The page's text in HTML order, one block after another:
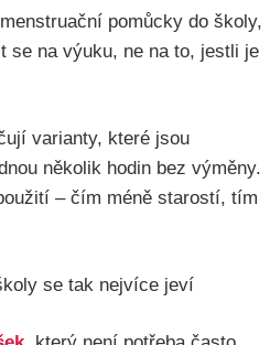
pomůcky do školy,
se na výuku, ne na to, jestli je
varianty, které jsou
několik hodin bez výměny.
– čím méně starostí, tím
se tak nejvíce jeví